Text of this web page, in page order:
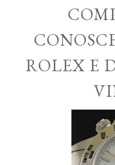
ROLEX E